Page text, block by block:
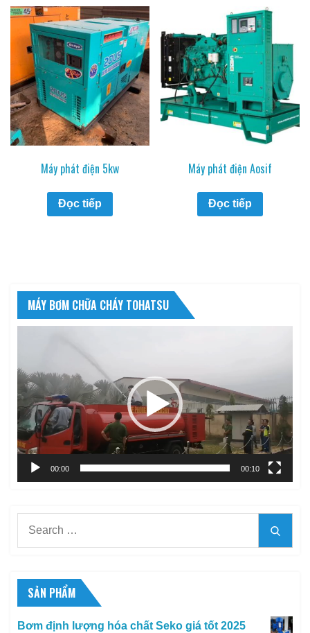
Máy phát điện 5kw
Đọc tiếp
Máy phát điện Aosif
Đọc tiếp
MÁY BƠM CHỮA CHÁY TOHATSU
Video
00:00 00:10
SẢN PHẨM
Bơm định lượng hóa chất Seko giá tốt 2025